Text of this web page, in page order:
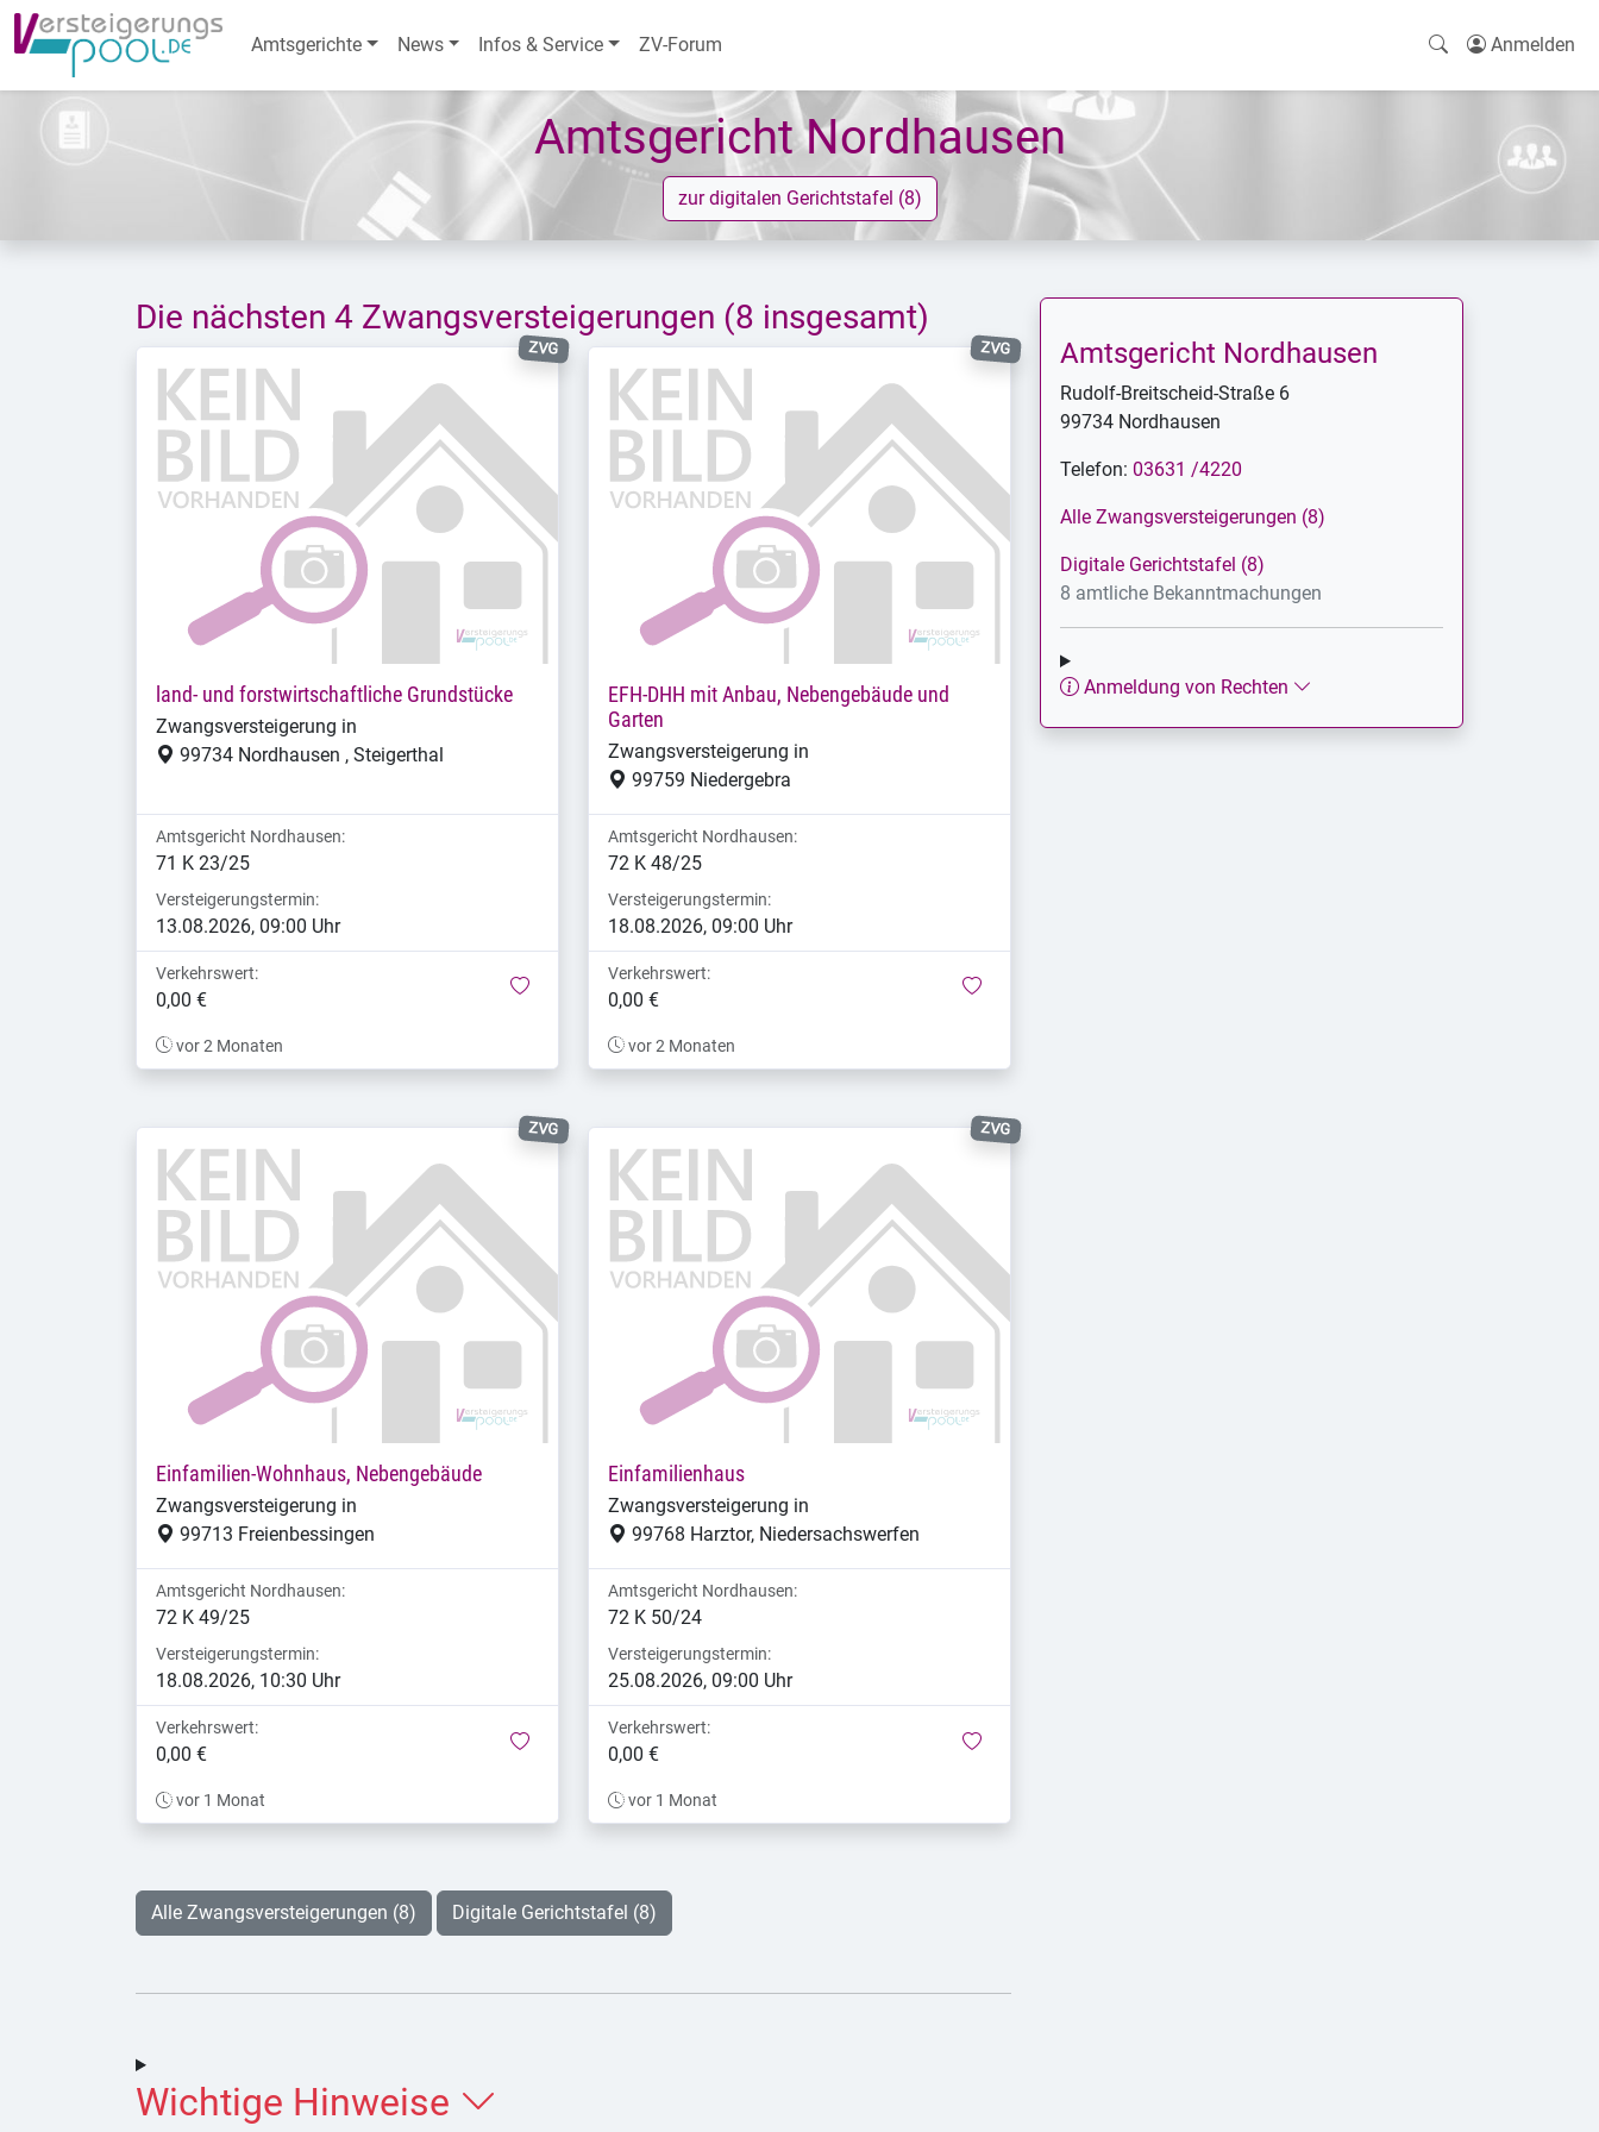
Amtsgerichte News Infos & Service ZV-Forum Anmelden
Amtsgericht Nordhausen
zur digitalen Gerichtstafel (8)
Die nächsten 4 Zwangsversteigerungen (8 insgesamt)
ZVG
land- und forstwirtschaftliche Grundstücke
Zwangsversteigerung in
99734 Nordhausen , Steigerthal
Amtsgericht Nordhausen:
71 K 23/25
Versteigerungstermin:
13.08.2026, 09:00 Uhr
Verkehrswert:
0,00 €
merken
vor 2 Monaten
ZVG
EFH-DHH mit Anbau, Nebengebäude und
Garten
Zwangsversteigerung in
99759 Niedergebra
Amtsgericht Nordhausen:
72 K 48/25
Versteigerungstermin:
18.08.2026, 09:00 Uhr
Verkehrswert:
0,00 €
merken
vor 2 Monaten
ZVG
Einfamilien-Wohnhaus, Nebengebäude
Zwangsversteigerung in
99713 Freienbessingen
Amtsgericht Nordhausen:
72 K 49/25
Versteigerungstermin:
18.08.2026, 10:30 Uhr
Verkehrswert:
0,00 €
merken
vor 1 Monat
ZVG
Einfamilienhaus
Zwangsversteigerung in
99768 Harztor, Niedersachswerfen
Amtsgericht Nordhausen:
72 K 50/24
Versteigerungstermin:
25.08.2026, 09:00 Uhr
Verkehrswert:
0,00 €
merken
vor 1 Monat
Alle Zwangsversteigerungen (8) Digitale Gerichtstafel (8)
Wichtige Hinweise
Amtsgericht Nordhausen
Rudolf-Breitscheid-Straße 6
99734 Nordhausen
Telefon: 03631 /4220
Alle Zwangsversteigerungen (8)
Digitale Gerichtstafel (8)
8 amtliche Bekanntmachungen
Anmeldung von Rechten